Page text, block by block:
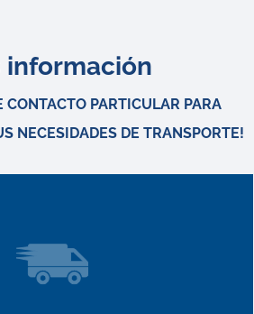
información
CONTACTO PARTICULAR PARA
NECESIDADES DE TRANSPORTE!